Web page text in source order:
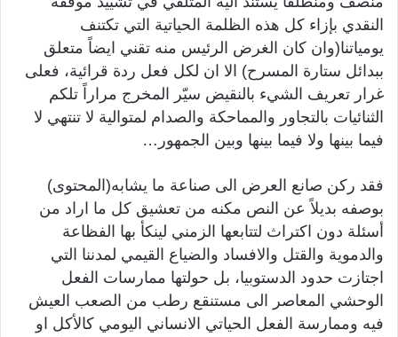
النقدي بإزاء كل هذه الظلمة الحياتية التي تكتنف
يومياتنا(وان كان الغرض الرئيس منه تقني ايضاً متعلق
ببدائل ستارة المسرح) الا ان لكل فعل ردة قرائية، فعلى
غرار تعريف الشيء بالنقيض سيّر المخرج مراراً تلكم
الثنائيات بالتجاور والمماحكة والصدام لمتوالية لا تنتهي لا
فيما بينها ولا فيما بينها وبين الجمهور…
فقد ركن صانع العرض الى صناعة ما يشابه(المحتوى)
بوصفه بديلاً عن النص مكنه من تعشيق كل ما اراد من
أسئلة دون اكتراث لتتابعها الزمني لينكأ بها الفظاعة
والدموية والقتل والافساد والضياع القيمي لمدننا التي
اجتازت حدود الدستوبيا، بل حولتها ممارسات الفعل
الوحشي المعاصر الى مستنقع رطب من الصعب العيش
فيه وممارسة الفعل الحياتي الانساني اليومي كالأكل او